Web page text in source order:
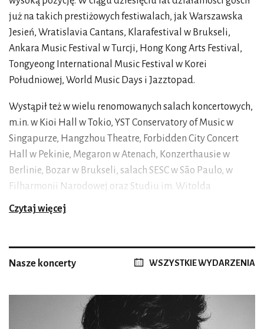
już na takich prestiżowych festiwalach, jak Warszawska
Jesień, Wratislavia Cantans, Klarafestival w Brukseli,
Ankara Music Festival w Turcji, Hong Kong Arts Festival,
Tongyeong International Music Festival w Korei
Południowej, World Music Days i Jazztopad.
Wystąpił też w wielu renomowanych salach koncertowych,
m.in. w Kioi Hall w Tokio, YST Conservatory of Music w
Singapurze, Hangzhou Theatre, Forbidden City Concert
Hall w Pekinie, Megaron w Atenach, Konzerthausie w
Berlinie, Bozar w Brukseli, salach SESC w São Paulo, w
Filharmonii Narodowej oraz Studiu im. Witolda
Lutosławskiego w Warszawie. Zespół niejednokrotnie
Michel Lethiec, Tomoko Akasaka, Eugen Indjic, Ryszard
Groblewski, Andrzej Bauer, oraz ze znakomitymi
Uri Caine, Benoît Delbecq, Vijay Iyer, Charles Lloyd. Muzycy
kwartetu współpracowali również z paryskim IRCAM-em.
Czytaj więcej
Nasze koncerty WSZYSTKIE WYDARZENIA